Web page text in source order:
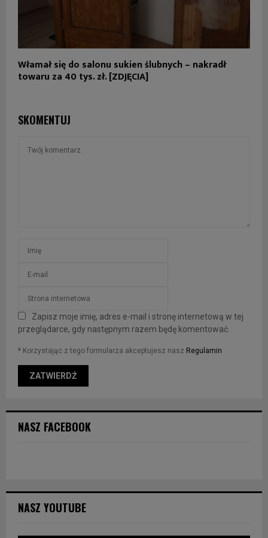
Włamał się do salonu sukien ślubnych – nakradł
towaru za 40 tys. zł. [ZDJĘCIA]
SKOMENTUJ
Zapisz moje imię, adres e-mail i stronę internetową w tej
przeglądarce, gdy następnym razem będę komentować.
* Korzystając z tego formularza akceptujesz nasz Regulamin
NASZ FACEBOOK
NASZ YOUTUBE